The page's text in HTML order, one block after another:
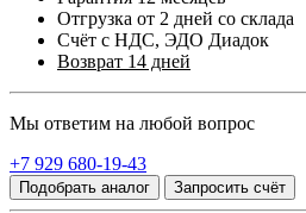
Отгрузка от 2 дней со склада
Счёт с НДС, ЭДО Диадок
Возврат 14 дней
Мы ответим на любой вопрос
+7 929 680-19-43
Подобрать аналог Запросить счёт